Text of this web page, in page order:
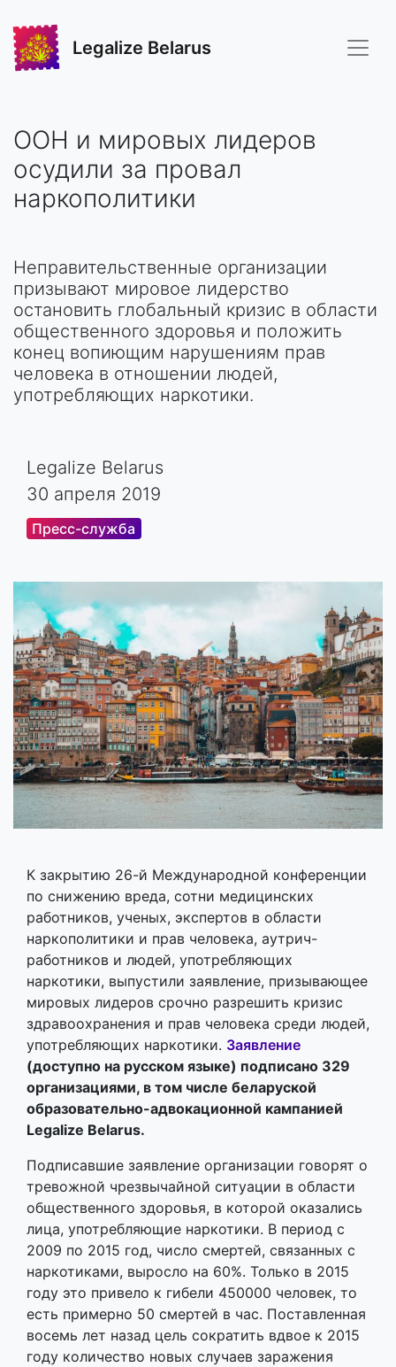
Legalize Belarus
ООН и мировых лидеров
осудили за провал
наркополитики
Неправительственные организации
призывают мировое лидерство
остановить глобальный кризис в области
общественного здоровья и положить
конец вопиющим нарушениям прав
человека в отношении людей,
употребляющих наркотики.
Legalize Belarus
30 апреля 2019
Пресс-служба
К закрытию 26-й Международной конференции
по снижению вреда, сотни медицинских
работников, ученых, экспертов в области
наркополитики и прав человека, аутрич-
работников и людей, употребляющих
наркотики, выпустили заявление, призывающее
мировых лидеров срочно разрешить кризис
здравоохранения и прав человека среди людей,
употребляющих наркотики. Заявление
(доступно на русском языке) подписано 329
организациями, в том числе беларуской
образовательно-адвокационной кампанией
Legalize Belarus.
Подписавшие заявление организации говорят о
тревожной чрезвычайной ситуации в области
общественного здоровья, в которой оказались
лица, употребляющие наркотики. В период с
2009 по 2015 год, число смертей, связанных с
наркотиками, выросло на 60%. Только в 2015
году это привело к гибели 450000 человек, то
есть примерно 50 смертей в час. Поставленная
восемь лет назад цель сократить вдвое к 2015
году количество новых случаев заражения